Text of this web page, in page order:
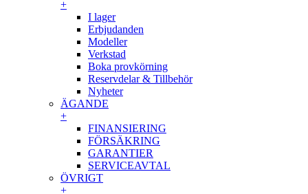
+
I lager
Erbjudanden
Modeller
Verkstad
Boka provkörning
Reservdelar & Tillbehör
Nyheter
ÄGANDE
+
FINANSIERING
FÖRSÄKRING
GARANTIER
SERVICEAVTAL
ÖVRIGT
+